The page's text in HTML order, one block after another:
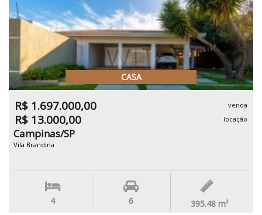
CASA
R$ 1.697.000,00 venda
R$ 13.000,00 locação
Campinas/SP
Vila Brandina
4 6 395.48 m²